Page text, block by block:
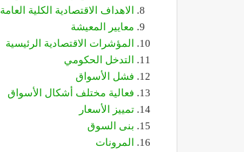
الاهداف الاقتصادية الكلية العامة
معايير المعيشة
المؤشرات الاقتصادية الرئيسية
التدخل الحكومي
فشل الأسواق
فعالية مختلف أشكال الأسواق
تمييز الأسعار
بنى السوق
المرونات